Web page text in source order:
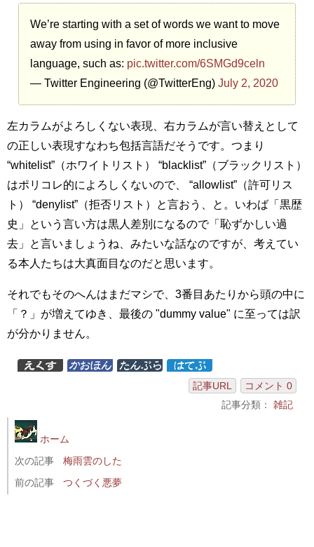
We’re starting with a set of words we want to move
away from using in favor of more inclusive
language, such as: pic.twitter.com/6SMGd9celn
— Twitter Engineering (@TwitterEng) July 2, 2020
左カラムがよろしくない表現、右カラムが言い替えとして
の正しい表現すなわち包括言語だそうです。つまり
“whitelist”（ホワイトリスト） “blacklist”（ブラックリスト）
はポリコレ的によろしくないので、 “allowlist”（許可リス
ト） “denylist”（拒否リスト）と言おう、と。いわば「黒歴
史」という言い方は黒人差別になるので「恥ずかしい過
去」と言いましょうね、みたいな話なのですが、考えてい
る本人たちは大真面目なのだと思います。
それでもそのへんはまだマシで、3番目あたりから頭の中に
「？」が増えてゆき、最後の "dummy value" に至っては訳
が分かりません。
記事URL
コメント 0
記事分類： 雑記
ホーム
次の記事
梅雨雲のした
前の記事
つくづく悪夢